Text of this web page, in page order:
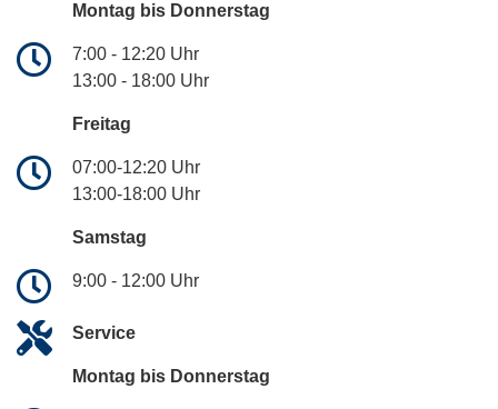
Montag bis Donnerstag
7:00 - 12:20 Uhr
13:00 - 18:00 Uhr
Freitag
07:00-12:20 Uhr
13:00-18:00 Uhr
Samstag
9:00 - 12:00 Uhr
Service
Montag bis Donnerstag